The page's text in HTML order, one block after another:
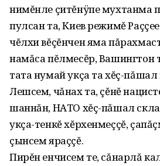
нимĕнле çитĕнÿпе мухтанма
пулсан та, Киев режимĕ
чĕлхи вĕçĕнчен яма
намăса пĕлмесĕр, Вашингтон
тата нумай укçа та хĕç-пăшал
Лешсем, чăнах та, çĕнĕ
шаннăн, НАТО хĕç-пăшал
укçа-тенкĕ хĕрхенмеççĕ,
çынсем яраççĕ.
Пирĕн енчисем те, сăнарлă